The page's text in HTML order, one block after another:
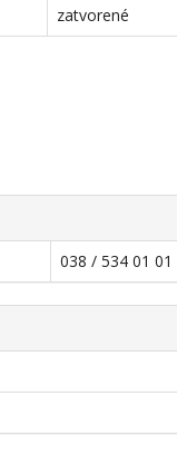
zatvorené
038 / 534 01 01